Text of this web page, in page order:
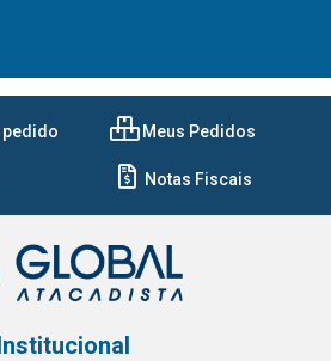
pedido Meus Pedidos
Notas Fiscais